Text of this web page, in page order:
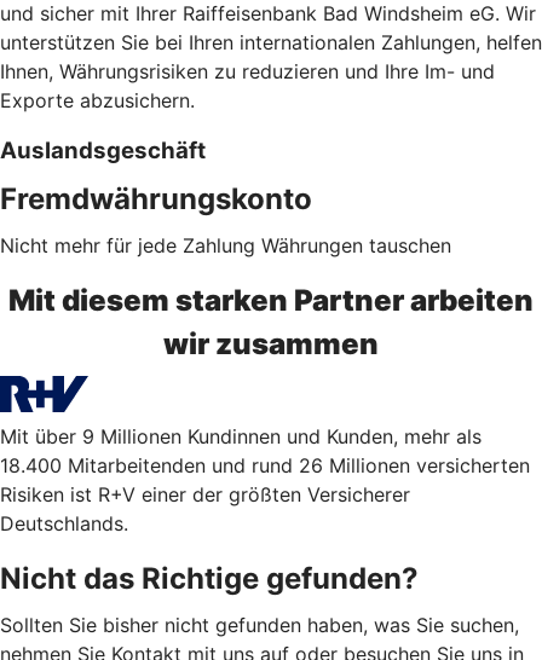
und sicher mit Ihrer Raiffeisenbank Bad Windsheim eG. Wir
unterstützen Sie bei Ihren internationalen Zahlungen, helfen
Ihnen, Währungsrisiken zu reduzieren und Ihre Im- und
Exporte abzusichern.
Auslandsgeschäft
Fremdwährungskonto
Nicht mehr für jede Zahlung Währungen tauschen
Mit diesem starken Partner arbeiten
wir zusammen
Mit über 9 Millionen Kundinnen und Kunden, mehr als
18.400 Mitarbeitenden und rund 26 Millionen versicherten
Risiken ist R+V einer der größten Versicherer
Deutschlands.
Nicht das Richtige gefunden?
Sollten Sie bisher nicht gefunden haben, was Sie suchen,
nehmen Sie Kontakt mit uns auf oder besuchen Sie uns in